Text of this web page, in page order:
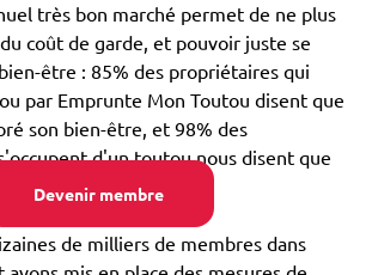
Devenir membre
très bon marché permet de ne plus
coût de garde, et pouvoir juste se
être : 85% des propriétaires qui
par Emprunte Mon Toutou disent que
son bien-être, et 98% des
d'un toutou nous disent que
leur propre bien-être.
de milliers de membres dans